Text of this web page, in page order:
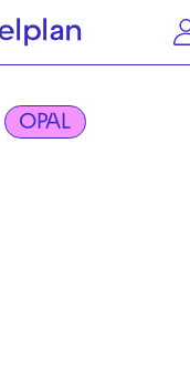
springen
OPAL